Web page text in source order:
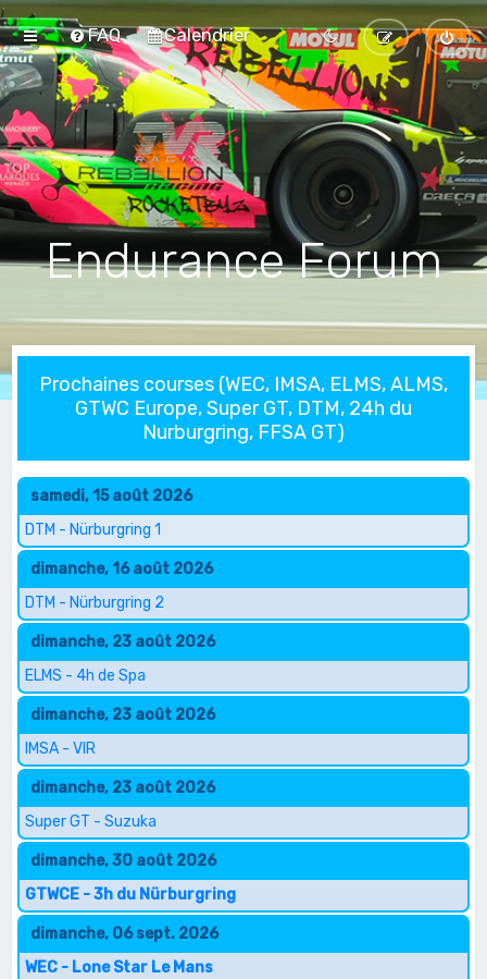
FAQ Calendrier
Endurance Forum
Prochaines courses (WEC, IMSA, ELMS, ALMS,
GTWC Europe, Super GT, DTM, 24h du
Nurburgring, FFSA GT)
samedi, 15 août 2026
DTM - Nürburgring 1
dimanche, 16 août 2026
DTM - Nürburgring 2
dimanche, 23 août 2026
ELMS - 4h de Spa
dimanche, 23 août 2026
IMSA - VIR
dimanche, 23 août 2026
Super GT - Suzuka
dimanche, 30 août 2026
GTWCE - 3h du Nürburgring
dimanche, 06 sept. 2026
WEC - Lone Star Le Mans